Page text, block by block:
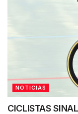
NOTICIAS
CICLISTAS